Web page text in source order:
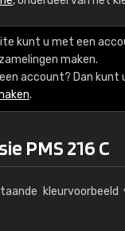
kunt u met een
maken.
account? Dan kunt
.
PMS 216 C